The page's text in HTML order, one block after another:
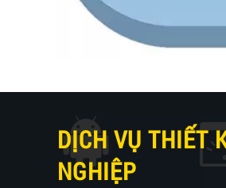
DỊCH VỤ THIẾT
NGHIỆP